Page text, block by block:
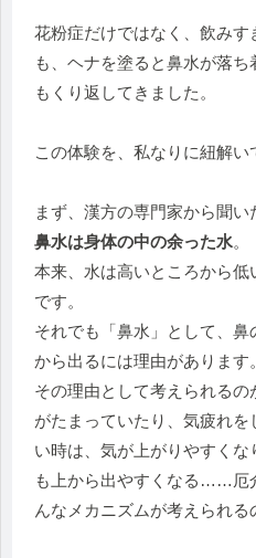
花粉症だけではなく、飲みす
も、ヘナを塗ると鼻水が落
もくり返してきました。
この体験を、私なりに紐解い
まず、漢方の専門家から聞い
鼻水は身体の中の余った水。
本来、水は高いところから
です。
それでも「鼻水」として、
から出るには理由があります。
その理由として考えられるの
がたまっていたり、気疲れ
い時は、気が上がりやすく
も上から出やすくなる……厄
んなメカニズムが考えられる